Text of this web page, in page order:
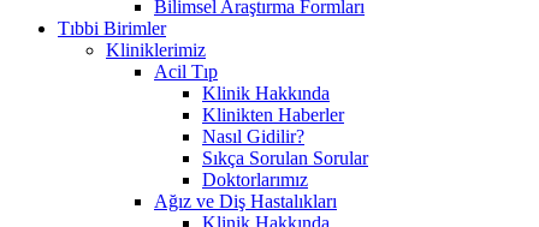
Bilimsel Araştırma Formları
Tıbbi Birimler
Kliniklerimiz
Acil Tıp
Klinik Hakkında
Klinikten Haberler
Nasıl Gidilir?
Sıkça Sorulan Sorular
Doktorlarımız
Ağız ve Diş Hastalıkları
Klinik Hakkında